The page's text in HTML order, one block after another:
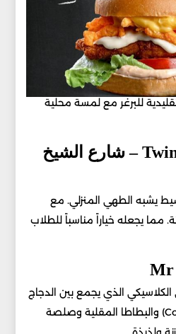
للبرغر مع لمسة محلية
مطعمTwins Burgers – شارع الشيخ
يشبه الطهي المنزلي. مع
مما يجعله خياراً مناسباً للطلاب
الكلاسيكي الذي يجمع بين الدجاج
وسلطة الملفوف (Coleslaw) والبطاطا المقلية وصلصة